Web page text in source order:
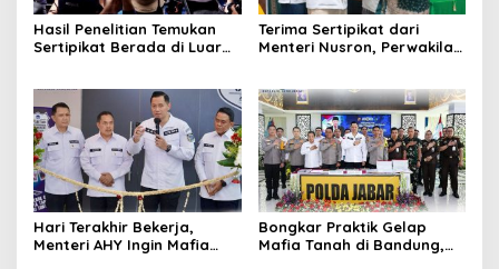
Hasil Penelitian Temukan
Sertipikat Berada di Luar
Proses Pembatalan
Terima Sertipikat dari
Menteri Nusron, Perwakilan
Entrepreneur
Hari Terakhir Bekerja,
Menteri AHY Ingin Mafia
Bongkar Praktik Gelap
Mafia Tanah di Bandung,